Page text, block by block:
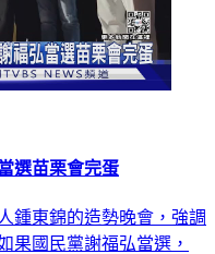
選苗栗會完蛋
鍾東錦的造勢晚會，強調
果國民黨謝福弘當選，